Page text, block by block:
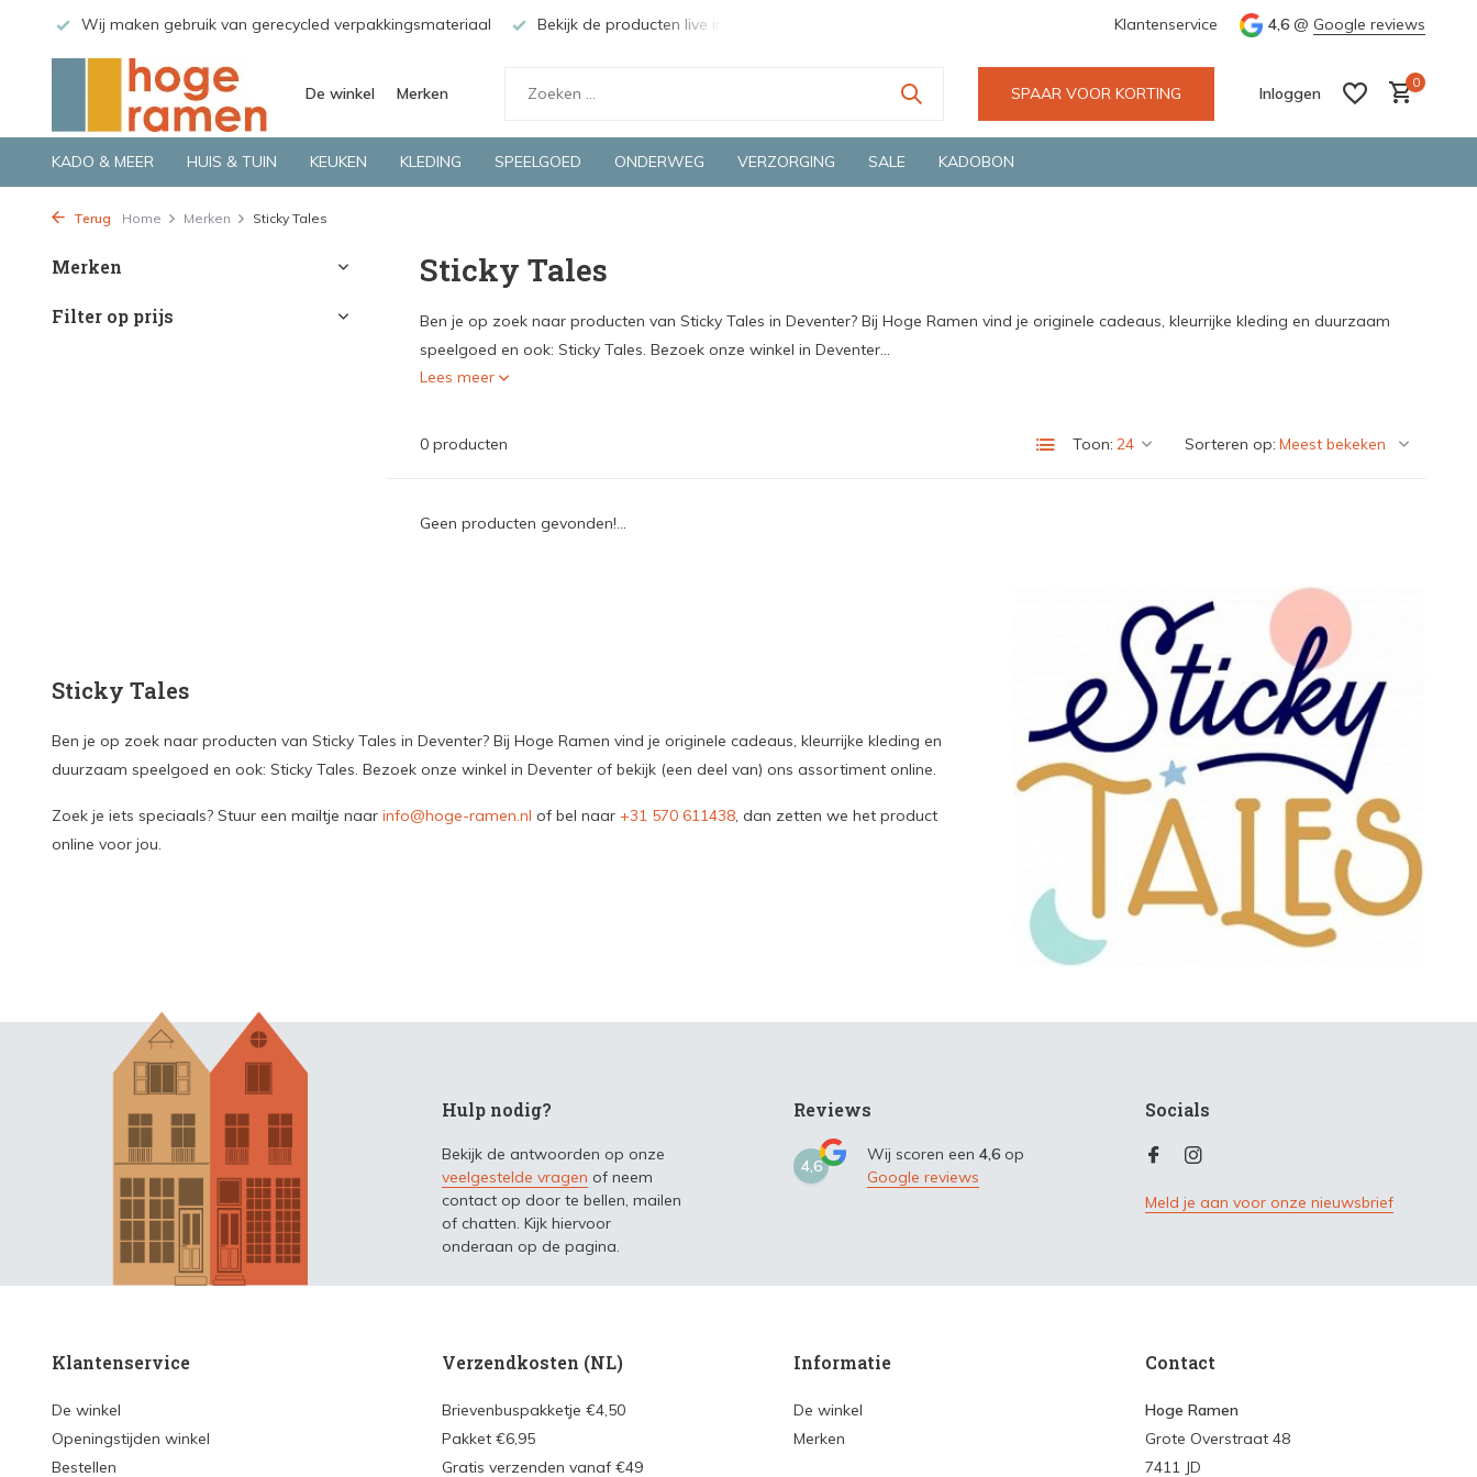
Wij maken gebruik van gerecycled verpakkingsmateriaal Bekijk de producten live in onze winkel in Deventer Groene en snelle bezorging door o.a. Fietskoerier en GLS. Wij
Klantenservice 4,6 @ Google reviews
De winkel Merken SPAAR VOOR KORTING Inloggen
0
KADO & MEER HUIS & TUIN KEUKEN KLEDING SPEELGOED ONDERWEG VERZORGING SALE KADOBON
Terug Home Merken Sticky Tales
Merken
Filter op prijs
Sticky Tales
Ben je op zoek naar producten van Sticky Tales in Deventer? Bij Hoge Ramen vind je originele cadeaus, kleurrijke kleding en duurzaam
speelgoed en ook: Sticky Tales. Bezoek onze winkel in Deventer...
Lees meer
0 producten Toon: Sorteren op:
Geen producten gevonden!...
Sticky Tales
Ben je op zoek naar producten van Sticky Tales in Deventer? Bij Hoge Ramen vind je originele cadeaus, kleurrijke kleding en
duurzaam speelgoed en ook: Sticky Tales. Bezoek onze winkel in Deventer of bekijk (een deel van) ons assortiment online.
Zoek je iets speciaals? Stuur een mailtje naar info@hoge-ramen.nl of bel naar +31 570 611438, dan zetten we het product
online voor jou.
Hulp nodig?
Bekijk de antwoorden op onze
veelgestelde vragen of neem
contact op door te bellen, mailen
of chatten. Kijk hiervoor
onderaan op de pagina.
Reviews
4,6
Wij scoren een 4,6 op
Google reviews
Socials
Meld je aan voor onze nieuwsbrief
Klantenservice
De winkel
Openingstijden winkel
Bestellen
Verzendkosten (NL)
Brievenbuspakketje €4,50
Pakket €6,95
Gratis verzenden vanaf €49
Informatie
De winkel
Merken
Contact
Hoge Ramen
Grote Overstraat 48
7411 JD